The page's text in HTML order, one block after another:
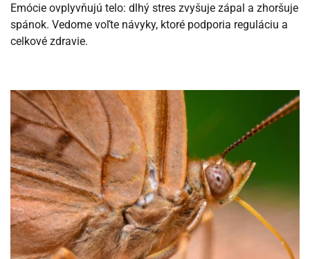
Emócie ovplyvňujú telo: dlhý stres zvyšuje zápal a zhoršuje
spánok. Vedome voľte návyky, ktoré podporia reguláciu a
celkové zdravie.